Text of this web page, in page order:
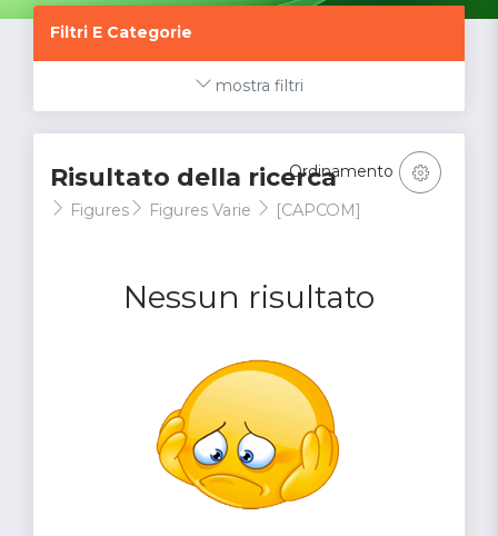
Filtri E Categorie
mostra filtri
Risultato della ricerca
Figures Figures Varie [CAPCOM]
Nessun risultato
Ordinamento